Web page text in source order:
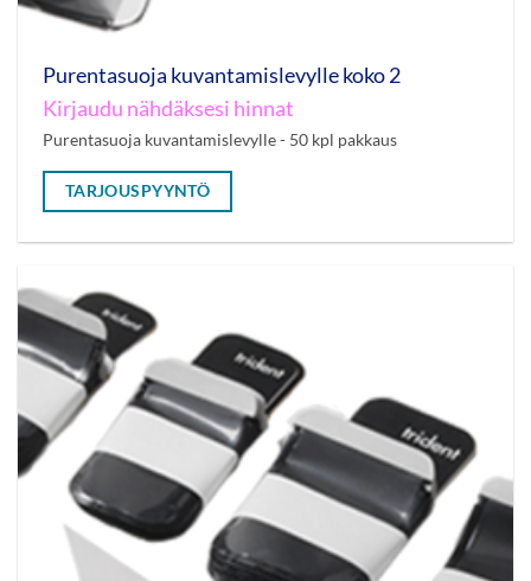
Purentasuoja kuvantamislevylle koko 2
Kirjaudu nähdäksesi hinnat
Purentasuoja kuvantamislevylle - 50 kpl pakkaus
TARJOUSPYYNTÖ